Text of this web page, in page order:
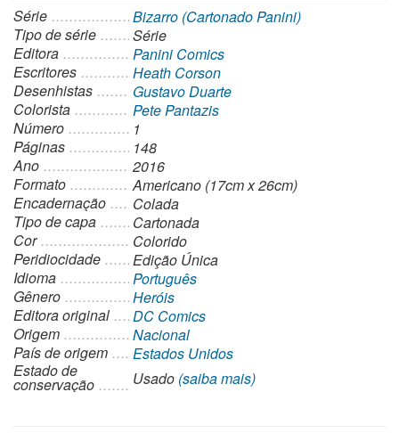
Série
Bizarro (Cartonado Panini)
Tipo de série
Série
Editora
Panini Comics
Escritores
Heath Corson
Desenhistas
Gustavo Duarte
Colorista
Pete Pantazis
Número
1
Páginas
148
Ano
2016
Formato
Americano (17cm x 26cm)
Encadernação
Colada
Tipo de capa
Cartonada
Cor
Colorido
Peridiocidade
Edição Única
Idioma
Português
Gênero
Heróis
Editora original
DC Comics
Origem
Nacional
País de origem
Estados Unidos
Estado de
conservação Usado (saiba mais)